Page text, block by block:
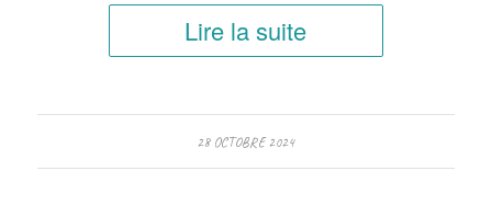
Lire la suite
28 OCTOBRE 2024